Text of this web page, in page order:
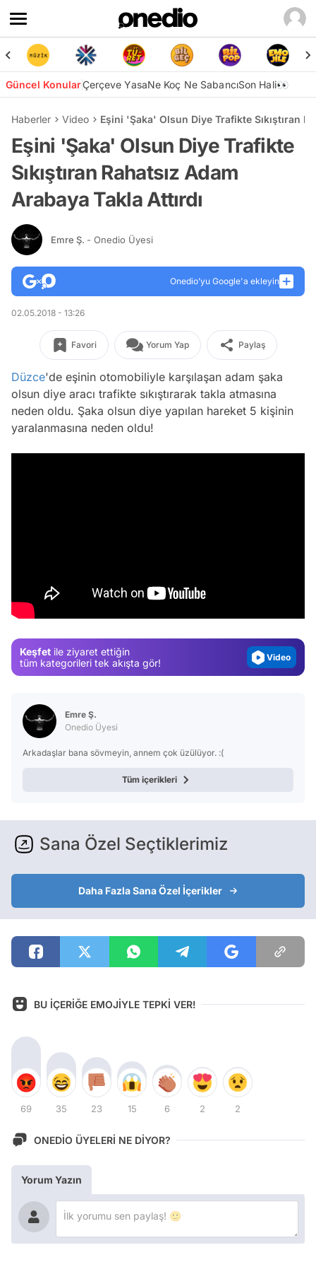
Güncel KonularÇerçeve YasaNe Koç Ne SabancıSon Hali👀
Haberler Video Eşini 'Şaka' Olsun Diye Trafikte Sıkıştıran
Eşini 'Şaka' Olsun Diye Trafikte
Sıkıştıran Rahatsız Adam
Arabaya Takla Attırdı
Emre Ş. - Onedio Üyesi
Onedio’yu Google'a ekleyin
02.05.2018 - 13:26
Favori Yorum Yap Paylaş
Düzce'de eşinin otomobiliyle karşılaşan adam şaka
olsun diye aracı trafikte sıkıştırarak takla atmasına
neden oldu. Şaka olsun diye yapılan hareket 5 kişinin
yaralanmasına neden oldu!
Keşfet ile ziyaret ettiğin
tüm kategorileri tek akışta gör!
Video
Emre Ş.
Onedio Üyesi
Arkadaşlar bana sövmeyin, annem çok üzülüyor. :(
Tüm içerikleri
Sana Özel Seçtiklerimiz
Daha Fazla Sana Özel İçerikler
BU İÇERİĞE EMOJİYLE TEPKİ VER!
69 35 23 15 6 2 2
ONEDİO ÜYELERİ NE DİYOR?
Yorum Yazın